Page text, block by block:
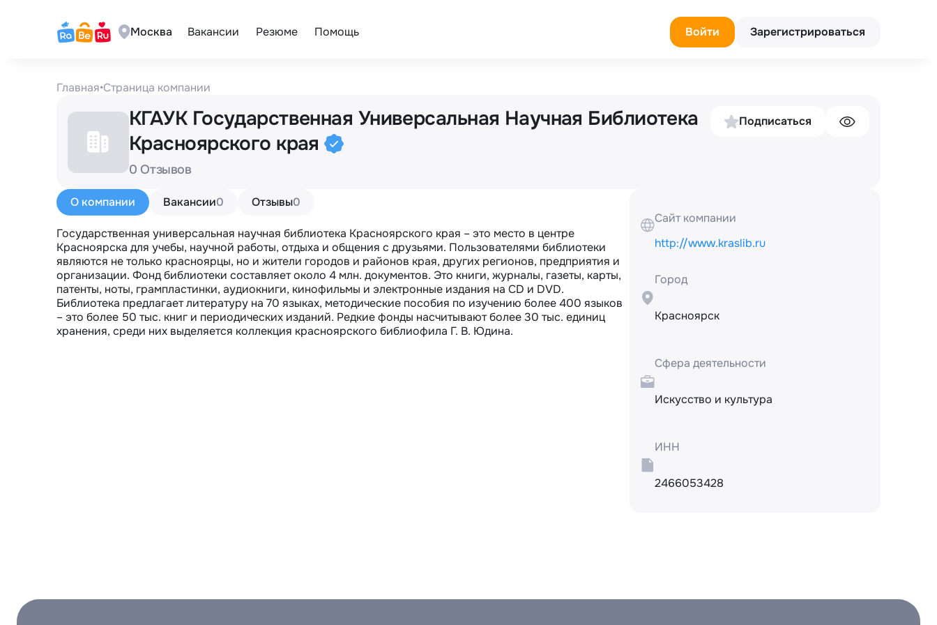
Москва Вакансии Резюме Помощь Войти Зарегистрироваться
Главная•Страница компании
КГАУК Государственная Универсальная Научная Библиотека
Красноярского края
0 Отзывов
Подписаться
О компании Вакансии0 Отзывы0
Государственная универсальная научная библиотека Красноярского края – это место в центре
Красноярска для учебы, научной работы, отдыха и общения с друзьями. Пользователями библиотеки
являются не только красноярцы, но и жители городов и районов края, других регионов, предприятия и
организации. Фонд библиотеки составляет около 4 млн. документов. Это книги, журналы, газеты, карты,
патенты, ноты, грампластинки, аудиокниги, кинофильмы и электронные издания на CD и DVD.
Библиотека предлагает литературу на 70 языках, методические пособия по изучению более 400 языков
– это более 50 тыс. книг и периодических изданий. Редкие фонды насчитывают более 30 тыс. единиц
хранения, среди них выделяется коллекция красноярского библиофила Г. В. Юдина.
Сайт компании
http://www.kraslib.ru
Город
Красноярск
Сфера деятельности
Искусство и культура
ИНН
2466053428